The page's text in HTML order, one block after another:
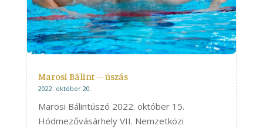
Marosi Bálint – úszás
2022. október 20.
Marosi Bálintúszó 2022. október 15.
Hódmezővásárhely VII. Nemzetközi